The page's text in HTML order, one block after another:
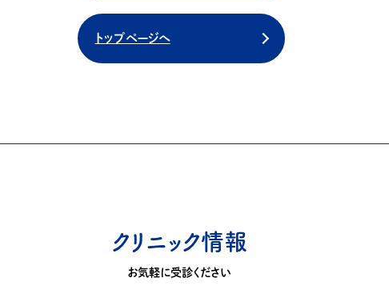
トップページへ
クリニック情報
お気軽に受診ください